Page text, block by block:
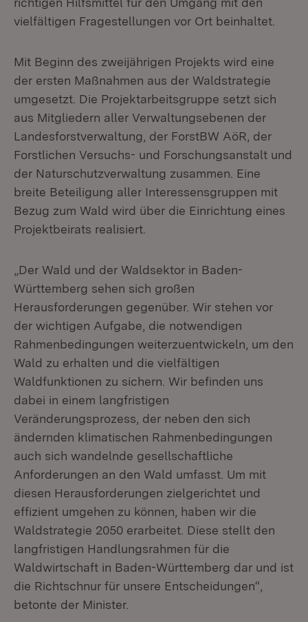
vielfältigen Fragestellungen vor Ort beinhaltet.
Mit Beginn des zweijährigen Projekts wird eine
der ersten Maßnahmen aus der Waldstrategie
umgesetzt. Die Projektarbeitsgruppe setzt sich
aus Mitgliedern aller Verwaltungsebenen der
Landesforstverwaltung, der ForstBW AöR, der
Forstlichen Versuchs- und Forschungsanstalt und
der Naturschutzverwaltung zusammen. Eine
breite Beteiligung aller Interessensgruppen mit
Bezug zum Wald wird über die Einrichtung eines
Projektbeirats realisiert.
„Der Wald und der Waldsektor in Baden-
Württemberg sehen sich großen
Herausforderungen gegenüber. Wir stehen vor
der wichtigen Aufgabe, die notwendigen
Rahmenbedingungen weiterzuentwickeln, um den
Wald zu erhalten und die vielfältigen
Waldfunktionen zu sichern. Wir befinden uns
dabei in einem langfristigen
Veränderungsprozess, der neben den sich
ändernden klimatischen Rahmenbedingungen
auch sich wandelnde gesellschaftliche
Anforderungen an den Wald umfasst. Um mit
diesen Herausforderungen zielgerichtet und
effizient umgehen zu können, haben wir die
Waldstrategie 2050 erarbeitet. Diese stellt den
langfristigen Handlungsrahmen für die
Waldwirtschaft in Baden-Württemberg dar und ist
die Richtschnur für unsere Entscheidungen“,
betonte der Minister.